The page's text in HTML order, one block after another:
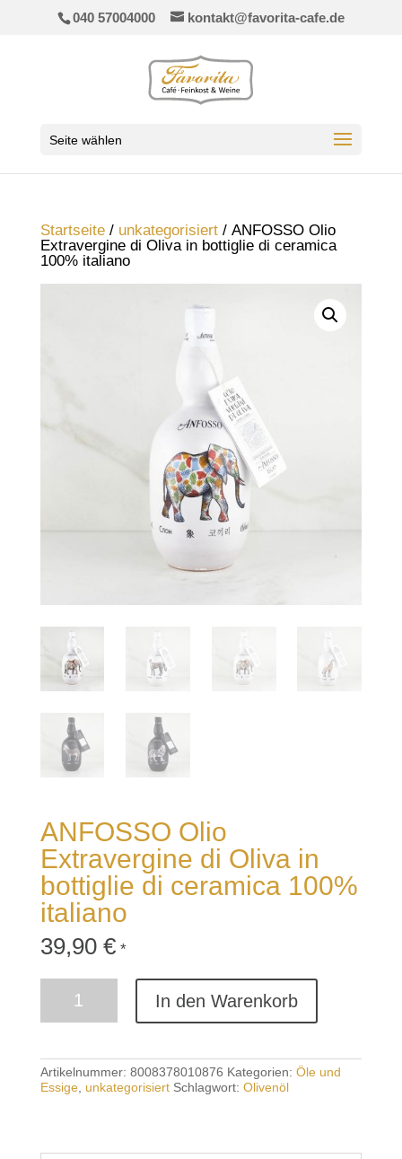
040 57004000 kontakt@favorita-cafe.de
Seite wählen
Startseite/ unkategorisiert/ ANFOSSO Olio
Extravergine di Oliva in bottiglie di ceramica
100% italiano
ANFOSSO Olio
Extravergine di Oliva in
bottiglie di ceramica 100%
italiano
39,90 € *
in
bottiglie
di
Menge
In den Warenkorb
Artikelnummer: 8008378010876 Kategorien: Öle und
Essige, unkategorisiert Schlagwort: Olivenöl